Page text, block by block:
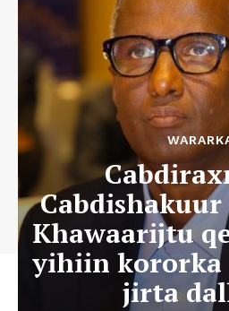
Cabdishakuur
Khawaarijtu
yihiin kororka
jirta